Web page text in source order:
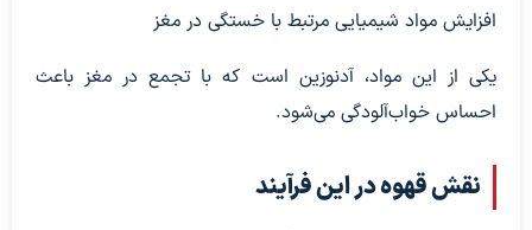
افزایش مواد شیمیایی مرتبط با خستگی در مغز
یکی از این مواد، آدنوزین است که با تجمع در مغز باعث
احساس خواب‌آلودگی می‌شود.
نقش قهوه در این فرآیند